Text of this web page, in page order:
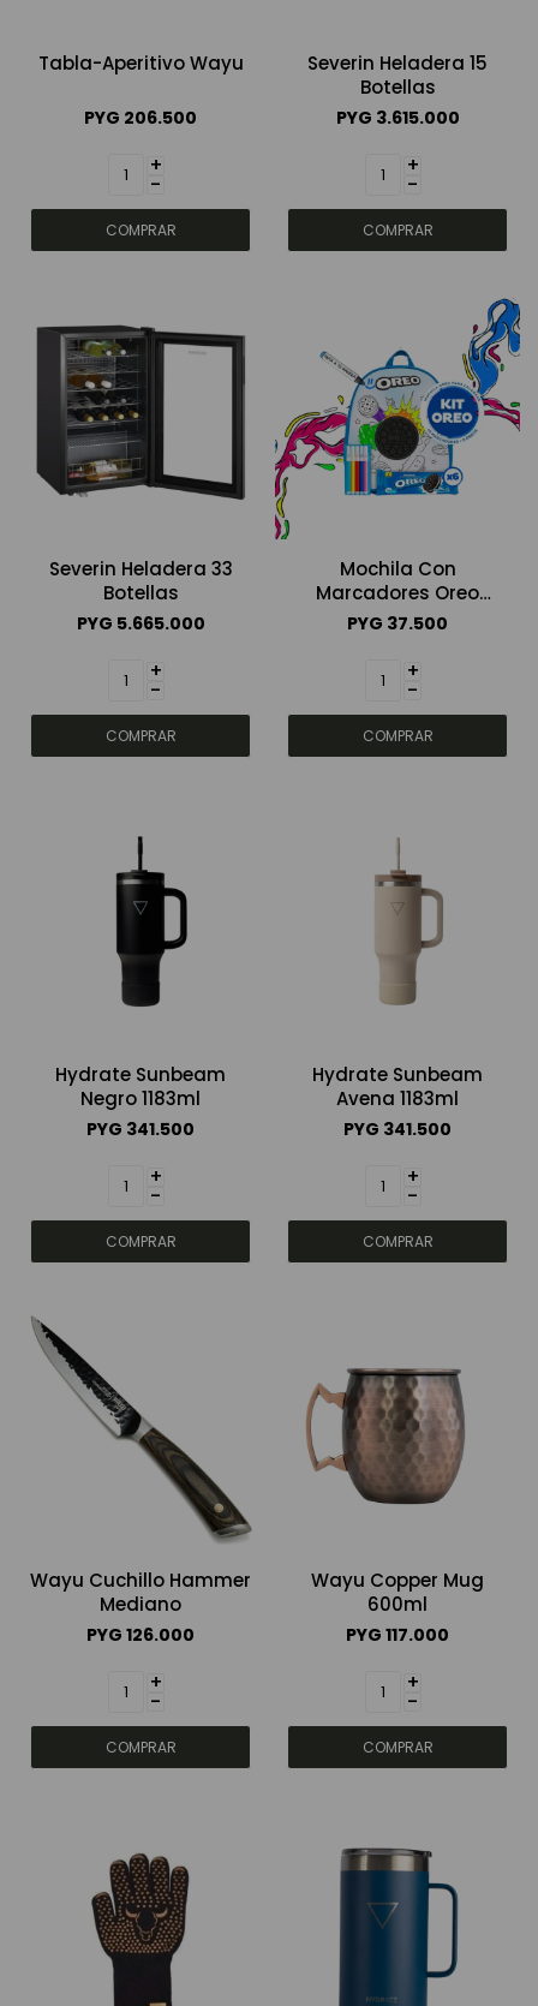
Tabla-Aperitivo Wayu
PYG 206.500
+
-
Severin Heladera 15
Botellas
PYG 3.615.000
+
-
Severin Heladera 33
Botellas
PYG 5.665.000
+
-
Mochila Con
Marcadores Oreo
Display 324g
PYG 37.500
+
-
Hydrate Sunbeam
Negro 1183ml
PYG 341.500
+
-
Hydrate Sunbeam
Avena 1183ml
PYG 341.500
+
-
Wayu Cuchillo Hammer
Mediano
PYG 126.000
+
-
Wayu Copper Mug
600ml
PYG 117.000
+
-